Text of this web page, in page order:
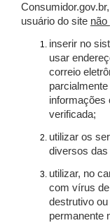
usuário do site não
inserir no
usar
correio
informações
verificada;
utilizar os
diversos das
utilizar, no
com vírus
destrutivo
permanente